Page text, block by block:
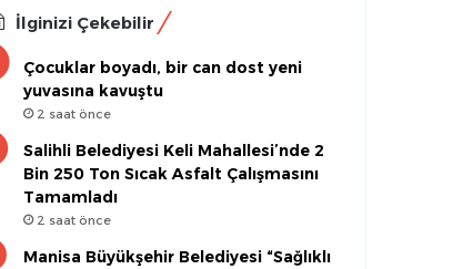
İlginizi Çekebilir
Çocuklar boyadı, bir can dost yeni
yuvasına kavuştu
2 saat önce
Salihli Belediyesi Keli Mahallesi’nde 2
Bin 250 Ton Sıcak Asfalt Çalışmasını
Tamamladı
2 saat önce
Manisa Büyükşehir Belediyesi “Sağlıklı